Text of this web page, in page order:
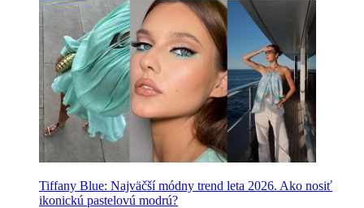
Tiffany Blue: Najväčší módny trend leta 2026. Ako nosiť
ikonickú pastelovú modrú?